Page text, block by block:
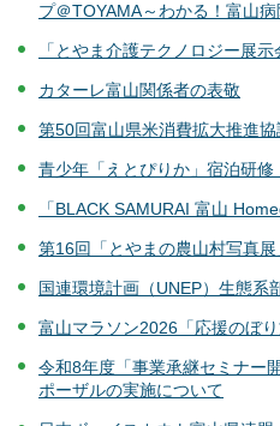
プ＠TOYAMA～わかる！富山
「とやま介護テクノロジー展
カターレ富山関係者の表敬
第50回富山県米消費拡大推進
青少年「えとぴりか」宿泊研
「BLACK SAMURAI 富山
第16回「とやまの農山村写真
国連環境計画（UNEP）生態系
富山マラソン2026「応援のぼ
令和8年度「事業承継セミナー
ポーザルの実施について